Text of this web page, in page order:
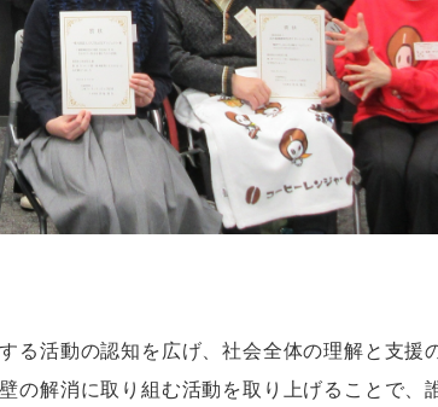
る活動の認知を広げ、社会全体の理解と支援
の解消に取り組む活動を取り上げることで、